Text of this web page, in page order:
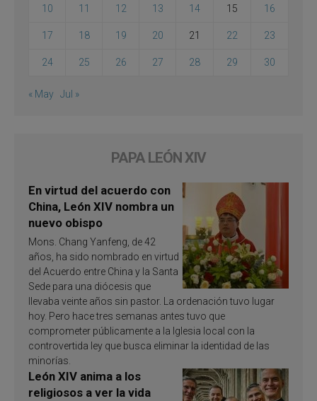
10 11 12 13 14 15 16
17 18 19 20 21 22 23
24 25 26 27 28 29 30
« May Jul »
PAPA LEÓN XIV
En virtud del acuerdo con
China, León XIV nombra un
nuevo obispo
Mons. Chang Yanfeng, de 42
años, ha sido nombrado en virtud
del Acuerdo entre China y la Santa
Sede para una diócesis que
llevaba veinte años sin pastor. La ordenación tuvo lugar
hoy. Pero hace tres semanas antes tuvo que
comprometer públicamente a la Iglesia local con la
controvertida ley que busca eliminar la identidad de las
minorías.
León XIV anima a los
religiosos a ver la vida